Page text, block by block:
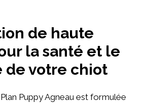
de haute
la santé et le
de votre chiot
Puppy Agneau est formulée